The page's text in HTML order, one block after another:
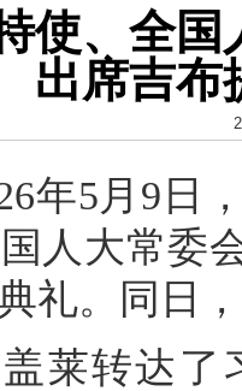
使、全
出席吉布
年5月9日
人大常委
礼。同日
莱转达了